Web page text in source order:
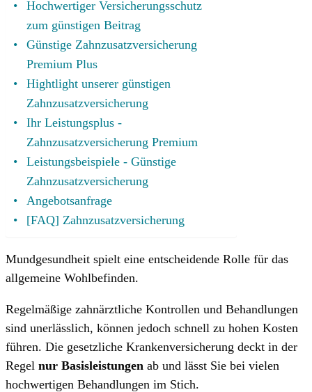
Hochwertiger Versicherungsschutz
zum günstigen Beitrag
Günstige Zahnzusatzversicherung
Premium Plus
Hightlight unserer günstigen
Zahnzusatzversicherung
Ihr Leistungsplus -
Zahnzusatzversicherung Premium
Leistungsbeispiele - Günstige
Zahnzusatzversicherung
Angebotsanfrage
[FAQ] Zahnzusatzversicherung
Mundgesundheit spielt eine entscheidende Rolle für das
allgemeine Wohlbefinden.
Regelmäßige zahnärztliche Kontrollen und Behandlungen
sind unerlässlich, können jedoch schnell zu hohen Kosten
führen. Die gesetzliche Krankenversicherung deckt in der
Regel nur Basisleistungen ab und lässt Sie bei vielen
hochwertigen Behandlungen im Stich.